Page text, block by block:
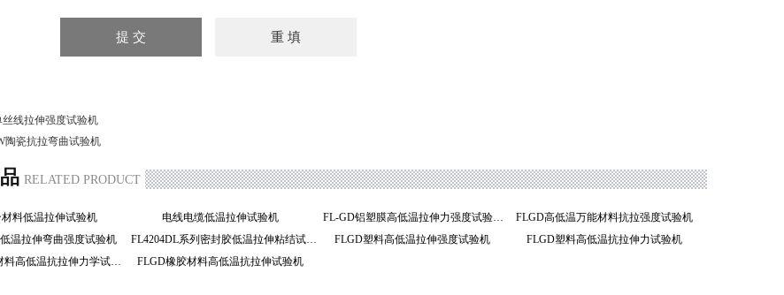
丝线拉伸强度试验机
陶瓷抗拉弯曲试验机
RELATED PRODUCT
材料低温拉伸试验机 电线电缆低温拉伸试验机 FL-GD铝塑膜高低温拉伸力强度试验机
FLGD高低温万能材料抗拉强度试验机
温拉伸弯曲强度试验机
FL4204DL系列密封胶低温拉伸粘结试验机 FLGD塑料高低温拉伸强度试验机
FLGD塑料高低温抗拉伸力试验机
FL系列金属材料高低温抗拉伸力学试验机
FLGD橡胶材料高低温抗拉伸试验机